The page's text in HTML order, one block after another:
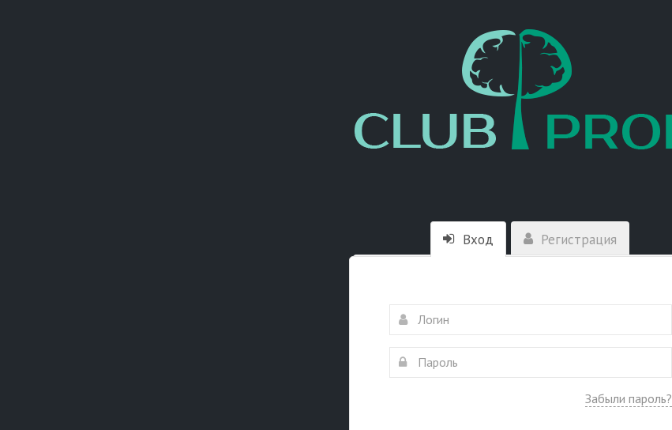
Вход Регистрация
Забыли пароль?